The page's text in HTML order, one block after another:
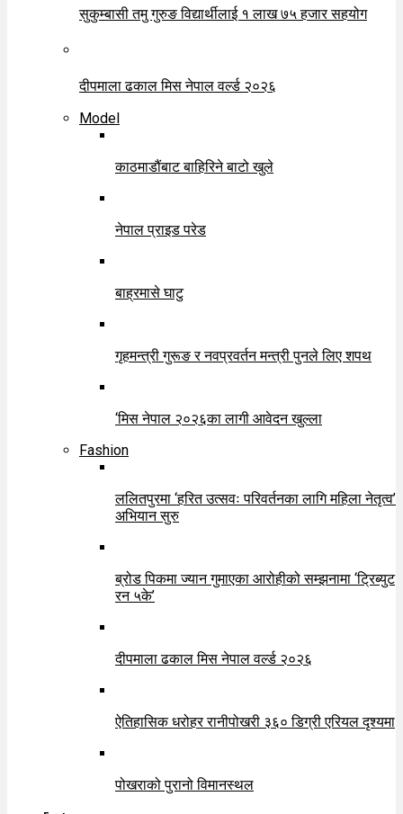
सुकुम्बासी तमु गुरुङ विद्यार्थीलाई १ लाख ७५ हजार सहयोग
दीपमाला ढकाल मिस नेपाल वर्ल्ड २०२६
Model
काठमाडौंबाट बाहिरिने बाटो खुले
नेपाल प्राइड परेड
बाह्रमासे घाटु
गृहमन्त्री गुरूङ र नवप्रवर्तन मन्त्री पुनले लिए शपथ
‘मिस नेपाल २०२६का लागी आवेदन खुल्ला
Fashion
ललितपुरमा ‘हरित उत्सवः परिवर्तनका लागि महिला नेतृत्व’
अभियान सुरु
ब्रोड पिकमा ज्यान गुमाएका आरोहीको सम्झनामा ‘ट्रिब्युट
रन ५के’
दीपमाला ढकाल मिस नेपाल वर्ल्ड २०२६
ऐतिहासिक धरोहर रानीपोखरी ३६० डिग्री एरियल दृश्यमा
पोखराको पुरानो विमानस्थल